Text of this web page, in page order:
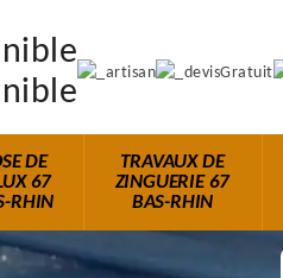
DE
67
RHIN
TRAVAUX DE
ZINGUERIE 67
BAS-RHIN